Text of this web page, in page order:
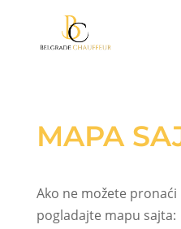
MAPA
Ako ne možete
pogladajte mapu sajta: